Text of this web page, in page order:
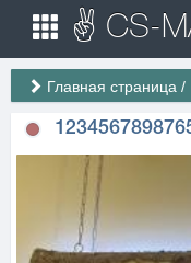
Главная страница /